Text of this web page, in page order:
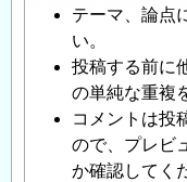
テーマ、論点
い。
投稿する前に
の単純な重複
コメントは投
ので、プレビ
か確認してく